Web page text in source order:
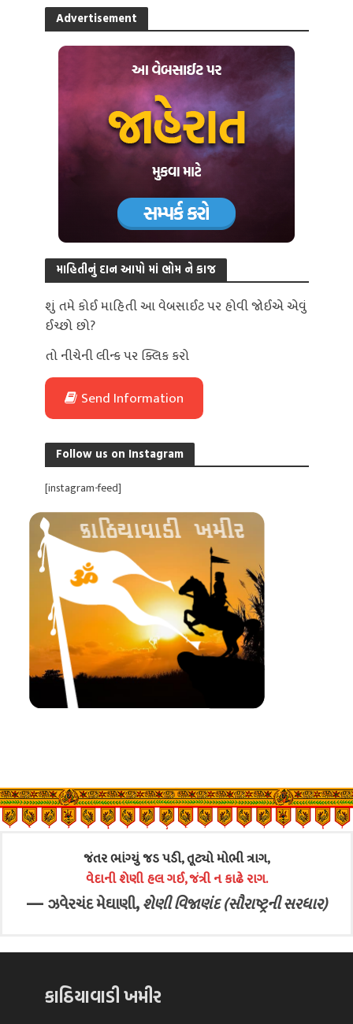
Advertisement
માહિતીનું દાન આપો માં ભોમ ને કાજ
શું તમે કોઈ માહિતી આ વેબસાઈટ પર હોવી જોઈએ એવું
ઈચ્છો છો?
તો નીચેની લીન્ક પર ક્લિક કરો
Send Information
Follow us on Instagram
[instagram-feed]
જંતર ભાંગ્યું જડ પડી, તૂટ્યો મોભી ત્રાગ,
વેદાની શેણી હલ ગઈ, જંત્રી ન કાઢે રાગ.
—ઝવેરચંદ મેઘાણી,શેણી વિજાણંદ (સૌરાષ્ટ્રની સરધાર)
કાઠિયાવાડી ખમીર